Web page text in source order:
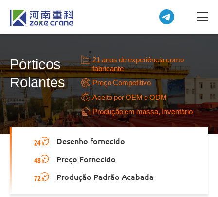
Pórticos
Rolantes
21 anos de experiência como
fabricante
Preço Competitivo
Aceito por OEM e ODM
Produção em massa, Inventário
Desenho fornecido
Preço Fornecido
Produção Padrão Acabada